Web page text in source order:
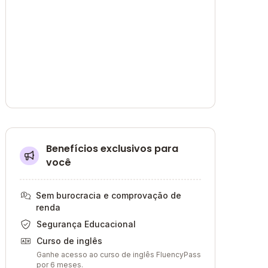
Benefícios exclusivos para
você
Sem burocracia e comprovação de
renda
Segurança Educacional
Curso de inglês
Ganhe acesso ao curso de inglês FluencyPass
por 6 meses.